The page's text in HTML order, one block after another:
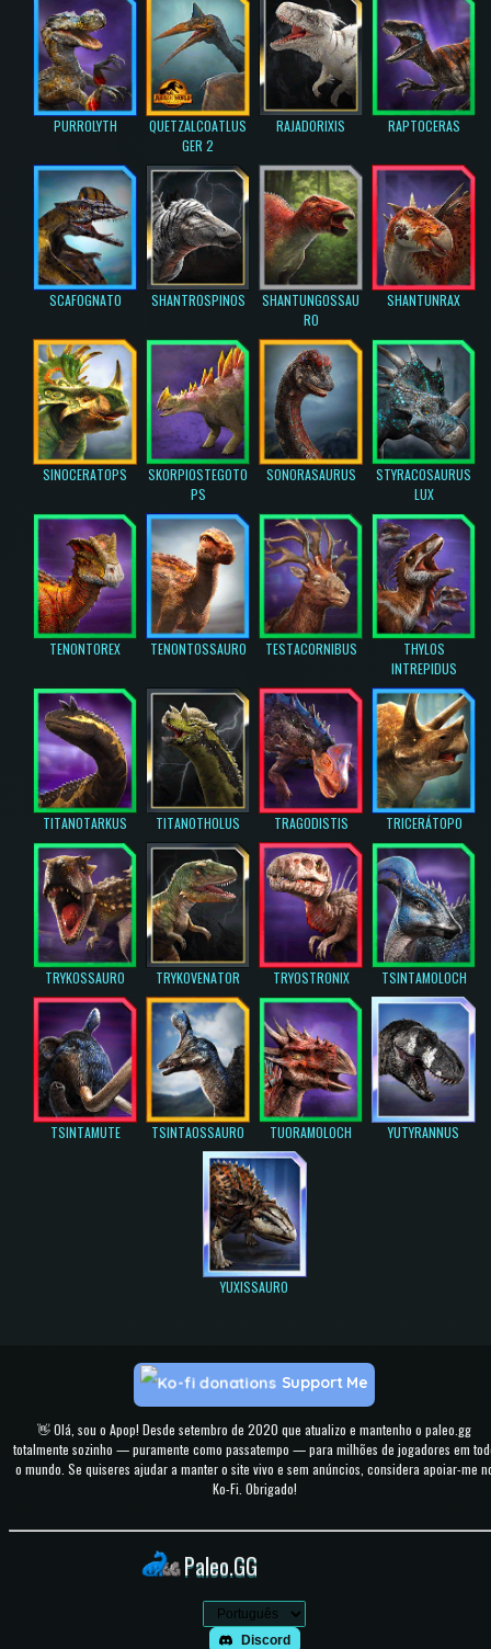
PURROLYTH
QUETZALCOATLUS
GER 2
RAJADORIXIS RAPTOCERAS
SCAFOGNATO SHANTROSPINOS
SHANTUNGOSSAU
RO
SHANTUNRAX
SINOCERATOPS
SKORPIOSTEGOTO
PS
SONORASAURUS
STYRACOSAURUS
LUX
TENONTOREX TENONTOSSAURO TESTACORNIBUS
THYLOS
INTREPIDUS
TITANOTARKUS TITANOTHOLUS TRAGODISTIS TRICERÁTOPO
TRYKOSSAURO TRYKOVENATOR TRYOSTRONIX TSINTAMOLOCH
TSINTAMUTE TSINTAOSSAURO TUORAMOLOCH YUTYRANNUS
YUXISSAURO
👋 Olá, sou o Apop! Desde setembro de 2020 que atualizo e mantenho o paleo.gg
totalmente sozinho — puramente como passatempo — para milhões de jogadores em
o mundo. Se quiseres ajudar a manter o site vivo e sem anúncios, considera apoiar-me
Ko-Fi. Obrigado!
Support Me
Paleo.GG
Discord